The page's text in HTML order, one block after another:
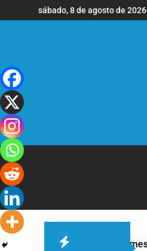
al
sábado, 8 de agosto de 2026
en la sede de Quilmes